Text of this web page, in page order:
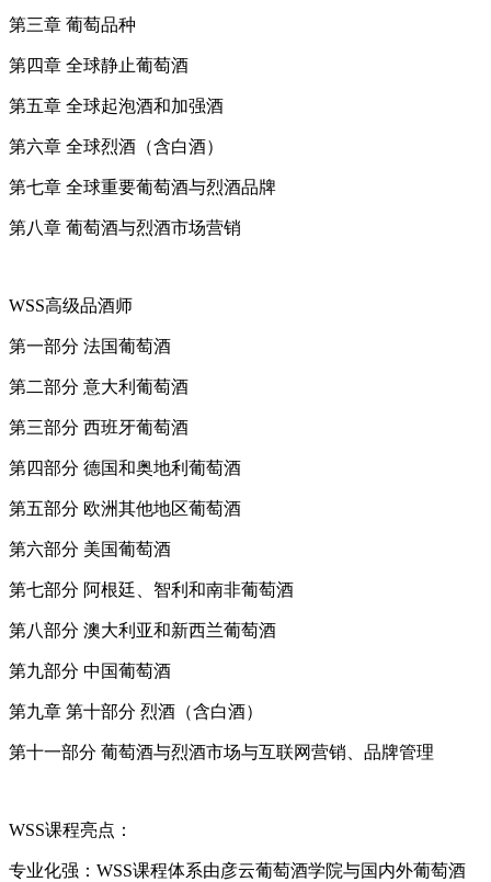
第三章 葡萄品种
第四章 全球静止葡萄酒
第五章 全球起泡酒和加强酒
第六章 全球烈酒（含白酒）
第七章 全球重要葡萄酒与烈酒品牌
第八章 葡萄酒与烈酒市场营销
WSS高级品酒师
第一部分 法国葡萄酒
第二部分 意大利葡萄酒
第三部分 西班牙葡萄酒
第四部分 德国和奥地利葡萄酒
第五部分 欧洲其他地区葡萄酒
第六部分 美国葡萄酒
第七部分 阿根廷、智利和南非葡萄酒
第八部分 澳大利亚和新西兰葡萄酒
第九部分 中国葡萄酒
第九章 第十部分 烈酒（含白酒）
第十一部分 葡萄酒与烈酒市场与互联网营销、品牌管理
WSS课程亮点：
专业化强：WSS课程体系由彦云葡萄酒学院与国内外葡萄酒